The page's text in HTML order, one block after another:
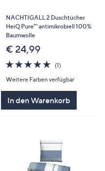
NACHTIGALL 2 Duschtücher
HeiQ Pure™ antimikrobiell 100%
Baumwolle
€ 24,99
5.0
von
5
(1)1
Weitere Farben verfügbar
In den Warenkorb